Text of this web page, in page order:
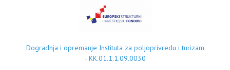
Dogradnja i opremanje Instituta za poljoprivredu i turizam
- KK.01.1.1.09.0030